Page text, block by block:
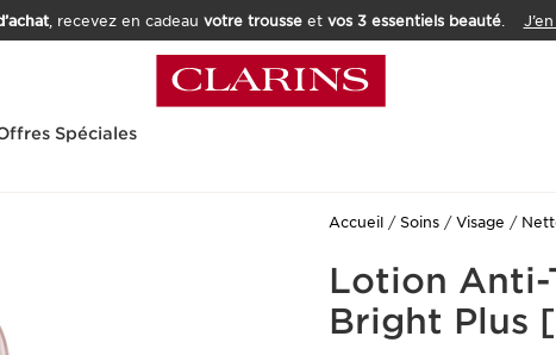
, recevez en cadeau votre trousseet vos 3 essentiels beauté.
Spéciales
Accueil Soins Visage
Lotion Anti-
Bright Plus